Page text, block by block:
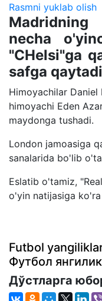
Rasmni yuklab olish
necha
"CHelsi"ga
safga
Himoyachilar Daniel
himoyachi Eden
maydonga tushadi.
London jamoasiga
sanalarida bo'lib
Eslatib o'tamiz,
o'yin natijasiga
Futbol
Футбол
Дўстларга